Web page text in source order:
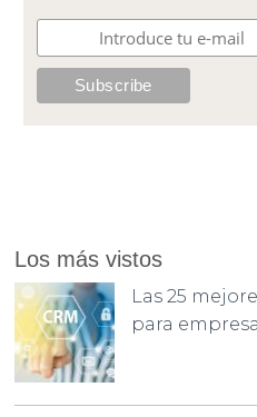
Los más vistos
Las 25
para